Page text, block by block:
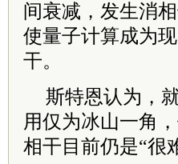
间衰减，发生消
使量子计算成为
干。
斯特恩认为，
用仅为冰山一角
相干目前仍是“很